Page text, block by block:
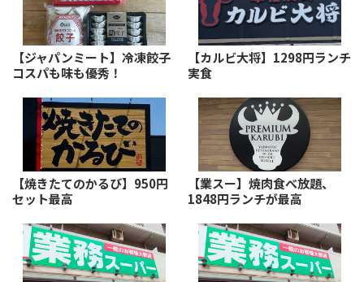
【ジャパンミート】冷凍餃子
コスパも味も優秀！
【カルビ大将】1298円ランチ
実食
【焼きたてのかるび】950円
セット最高
【業スー】焼肉食べ放題、
1848円ランチが最高